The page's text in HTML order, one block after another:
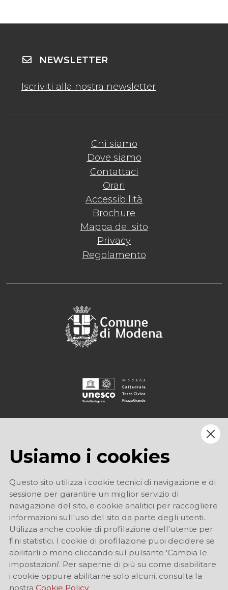
Chi siamo
Dove siamo
Contattaci
Orari
Accessibilità
Brochure
Mappa del sito
Privacy
Regolamento
NEWSLETTER
Iscriviti alla nostra newsletter
Usiamo i cookies
Questo sito utilizza i cookie tecnici di navigazione e di
sessione per garantire un miglior servizio di
navigazione del sito, e cookie analitici per raccogliere
informazioni sull'uso del sito da parte degli utenti.
Utilizza anche cookie di profilazione dell'utente per
fini statistici. I cookie di profilazione puoi decidere se
abilitarli o meno cliccando sul pulsante 'Cambia le
impostazioni'. Per saperne di più su come disabilitare
i cookie oppure abilitarne solo alcuni, consulta la
nostra Cookie Policy.